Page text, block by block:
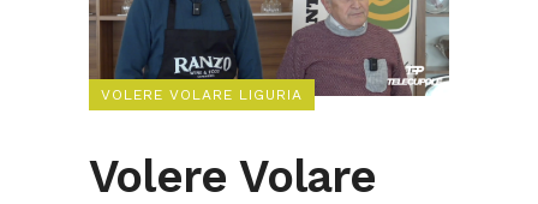
VOLERE VOLARE LIGURIA
Volere Volare